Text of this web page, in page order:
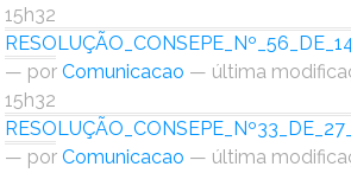
Ministério da Integração Nacional
Ministério das Cidades
Ministério da Transparência e Controladoria-Geral
15h32
— por Comunicacao — última
15h32
— por Comunicacao — última